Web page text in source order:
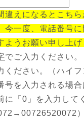
えになるとこちら
今一度、電話番号
ようお願い申し上げ
でご入力ください。
ください。（ハイフ
を入力される場合
に「0」を入力して
）